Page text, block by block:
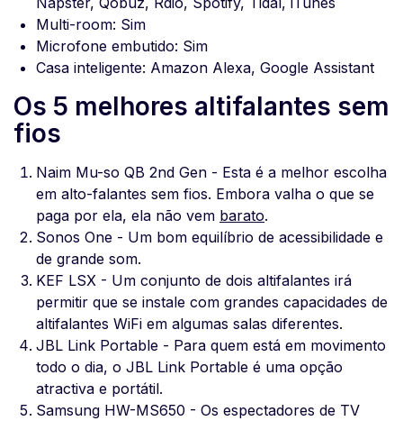
Multi-room: Sim
Microfone embutido: Sim
Casa inteligente: Amazon Alexa, Google Assistant
Os 5 melhores altifalantes sem
fios
Naim Mu-so QB 2nd Gen - Esta é a melhor escolha
em alto-falantes sem fios. Embora valha o que se
paga por ela, ela não vem barato.
Sonos One - Um bom equilíbrio de acessibilidade e
de grande som.
KEF LSX - Um conjunto de dois altifalantes irá
permitir que se instale com grandes capacidades de
altifalantes WiFi em algumas salas diferentes.
JBL Link Portable - Para quem está em movimento
todo o dia, o JBL Link Portable é uma opção
atractiva e portátil.
Samsung HW-MS650 - Os espectadores de TV